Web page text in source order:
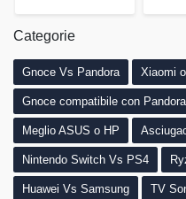
Categorie
Gnoce Vs Pandora Xiaomi
Gnoce compatibile con Pandora
Meglio ASUS o HP
Nintendo Switch Vs PS4
Huawei Vs Samsung TV